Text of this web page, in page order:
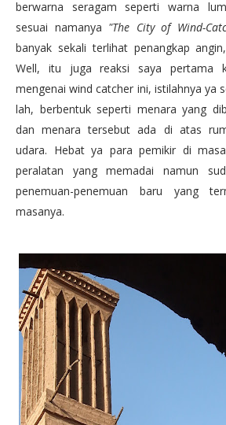
berwarna seragam seperti warna
sesuai namanya "The City of Wind-
banyak sekali terlihat penangkap
Well, itu juga reaksi saya pertama
mengenai wind catcher ini, istilahnya ya
lah, berbentuk seperti menara yang
dan menara tersebut ada di atas
udara. Hebat ya para pemikir di
peralatan yang memadai namun
penemuan-penemuan baru yang
masanya.